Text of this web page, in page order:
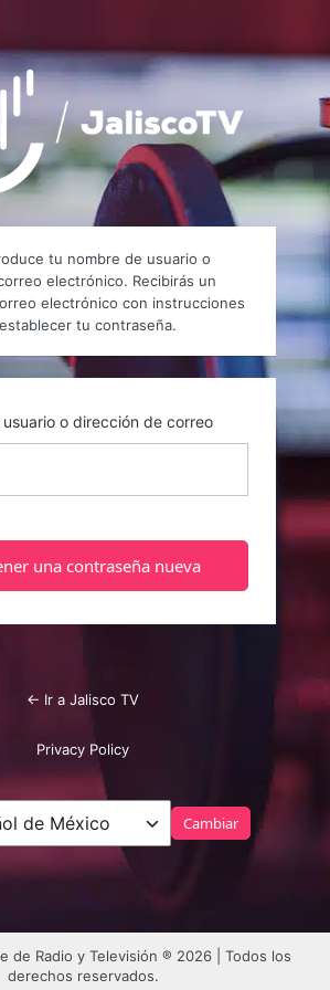
https://
tu nombre de usuario o
electrónico. Recibirás un
electrónico con instrucciones
tu contraseña.
o dirección de correo
← Ir a Jalisco TV
Privacy Policy
de Radio y Televisión ® 2026 | Todos los
derechos reservados.